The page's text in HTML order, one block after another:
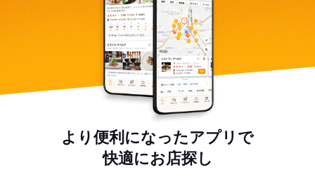
より便利になったアプリで
快適にお店探し